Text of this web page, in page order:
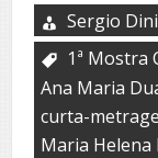
Sergio
1ª Mostra
Ana Maria
curta-
Maria Helena